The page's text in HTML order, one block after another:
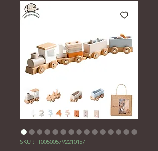
SKU： 1005005792210157